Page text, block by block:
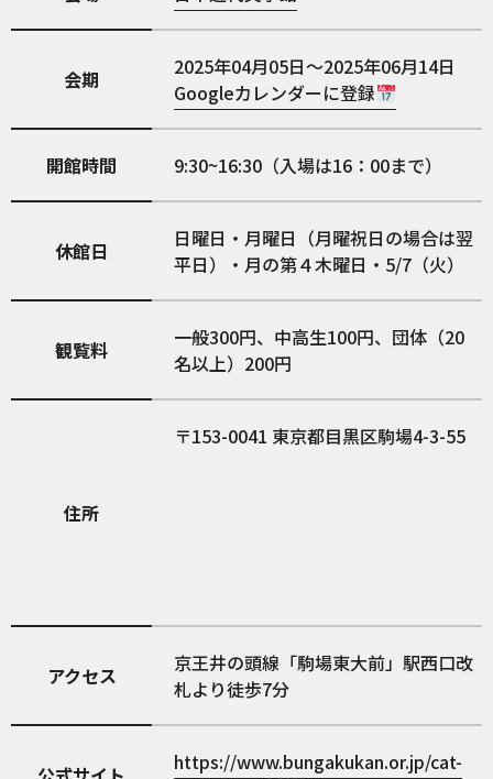
会期
2025年04月05日～2025年06月14日
Googleカレンダーに登録
開館時間 9:30~16:30（入場は16：00まで）
休館日
日曜日・月曜日（月曜祝日の場合は翌
平日）・月の第４木曜日・5/7（火）
観覧料
一般300円、中高生100円、団体（20
名以上）200円
住所
153-0041 東京都目黒区駒場4-3-55
アクセス
京王井の頭線「駒場東大前」駅西口改
札より徒歩7分
https://www.bungakukan.or.jp/cat-